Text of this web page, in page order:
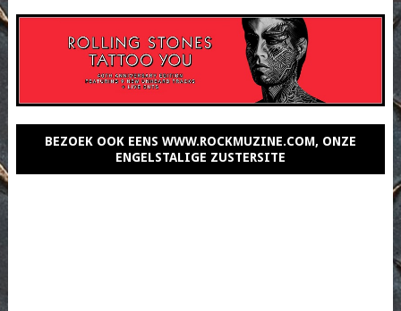
BEZOEK OOK EENS WWW.ROCKMUZINE.COM, ONZE
ENGELSTALIGE ZUSTERSITE